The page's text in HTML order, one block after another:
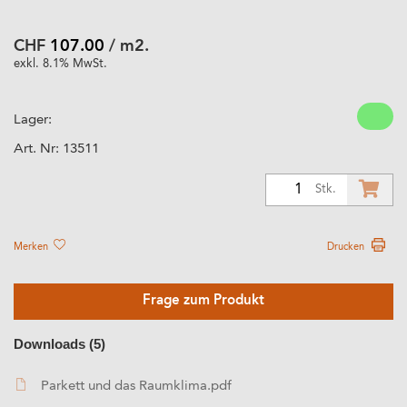
CHF 107.00 / m2.
exkl. 8.1% MwSt.
Lager:
Art. Nr: 13511
Stk.
Merken Drucken
Frage zum Produkt
Downloads (5)
Parkett und das Raumklima.pdf